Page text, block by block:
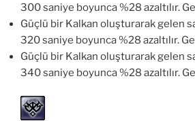
300 saniye boyunca %28 azaltılır.
Güçlü bir Kalkan oluşturarak gelen
320 saniye boyunca %28 azaltılır.
Güçlü bir Kalkan oluşturarak gelen
340 saniye boyunca %28 azaltılır.